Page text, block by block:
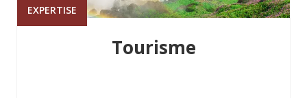
EXPERTISE
Tourisme